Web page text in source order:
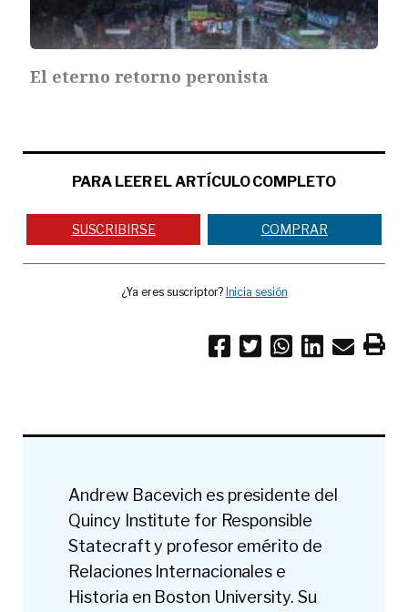
El eterno retorno peronista
PARA LEER EL ARTÍCULO COMPLETO
SUSCRIBIRSE COMPRAR
¿Ya eres suscriptor? Inicia sesión
Andrew Bacevich es presidente del
Quincy Institute for Responsible
Statecraft y profesor emérito de
Relaciones Internacionales e
Historia en Boston University. Su